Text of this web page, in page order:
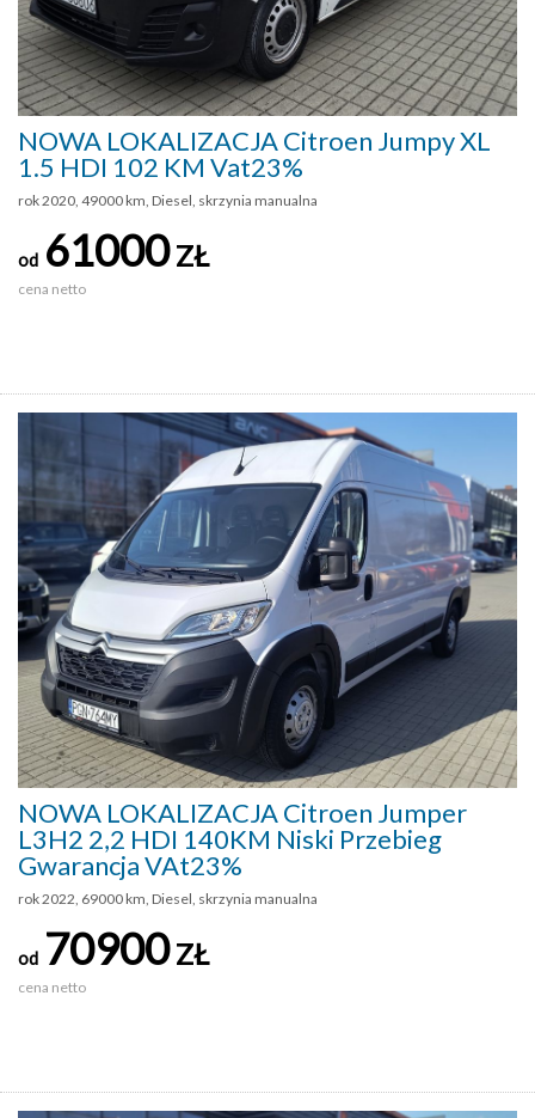
NOWA LOKALIZACJA Citroen Jumpy XL
1.5 HDI 102 KM Vat23%
rok 2020, 49000 km, Diesel, skrzynia manualna
od 61000ZŁ
cena netto
NOWA LOKALIZACJA Citroen Jumper
L3H2 2,2 HDI 140KM Niski Przebieg
Gwarancja VAt23%
rok 2022, 69000 km, Diesel, skrzynia manualna
od 70900ZŁ
cena netto